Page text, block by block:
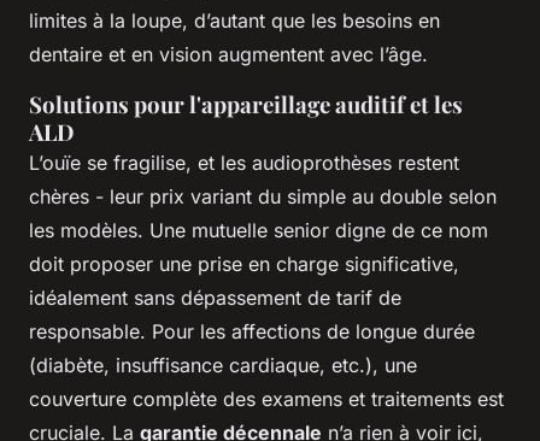
limites à la loupe, d’autant que les besoins en
dentaire et en vision augmentent avec l’âge.
Solutions pour l'appareillage auditif et les
ALD
L’ouïe se fragilise, et les audioprothèses restent
chères - leur prix variant du simple au double selon
les modèles. Une mutuelle senior digne de ce nom
doit proposer une prise en charge significative,
idéalement sans dépassement de tarif de
responsable. Pour les affections de longue durée
(diabète, insuffisance cardiaque, etc.), une
couverture complète des examens et traitements est
cruciale. La garantie décennale n’a rien à voir ici,